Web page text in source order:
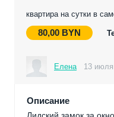
квартира на сутки в
80,00 BYN
Елена 13
Описание